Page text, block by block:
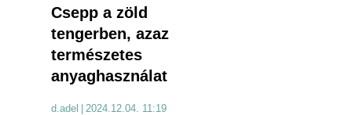
Csepp a zöld
tengerben, azaz
természetes
anyaghasználat
d.adel 2024.12.04. 11:19